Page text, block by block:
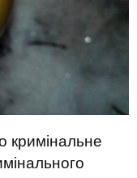
кримінальне